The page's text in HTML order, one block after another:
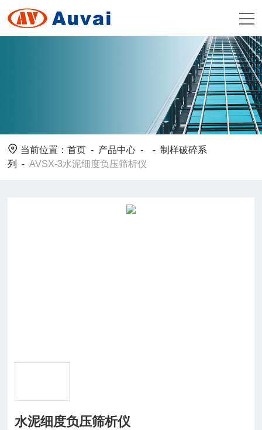
当前位置：首页 - 产品中心 - -制样破碎系
列
-AVSX-3水泥细度负压筛析仪
水泥细度负压筛析仪